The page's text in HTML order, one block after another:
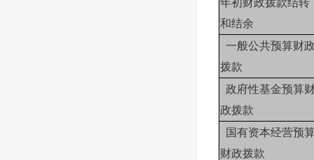
年初财政拨款结转
和结余
一般公共预算财
拨款
政府性基金预算
政拨款
国有资本经营预
财政拨款